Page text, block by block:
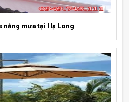
nắng mưa tại Hạ Long